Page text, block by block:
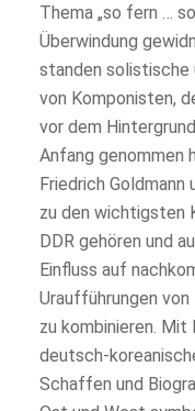
Thema „so fern …
Überwindung
standen solistische
von Komponisten,
vor dem
Anfang genommen
Friedrich
zu den wichtigsten
DDR gehören und
Einfluss auf
Uraufführungen
zu kombinieren. Mit
deutsch-
Schaffen und